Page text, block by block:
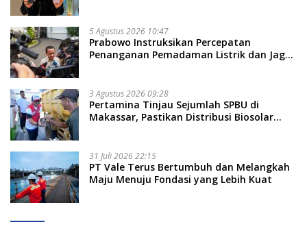
5 Agustus 2026 10:47
Prabowo Instruksikan Percepatan
Penanganan Pemadaman Listrik dan Jaga
3 Agustus 2026 09:28
Pertamina Tinjau Sejumlah SPBU di
Makassar, Pastikan Distribusi Biosolar
31 Juli 2026 22:15
PT Vale Terus Bertumbuh dan Melangkah
Maju Menuju Fondasi yang Lebih Kuat